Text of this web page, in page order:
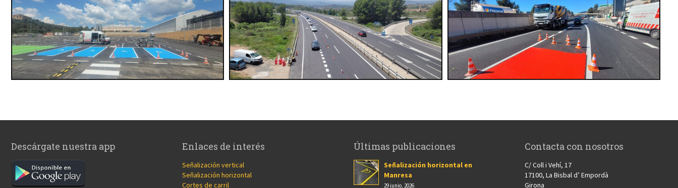
Descárgate nuestra app Enlaces de interés
Señalización vertical
Señalización horizontal
Cortes de carril
Últimas publicaciones
Señalización horizontal en
Manresa
29 junio, 2026
Contacta con nosotros
C/ Coll i Vehí, 17
17100, La Bisbal d’ Empordà
Girona